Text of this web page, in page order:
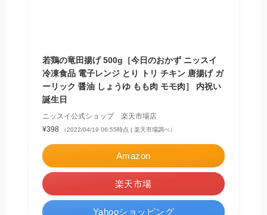
若鶏の竜田揚げ 500g［今日のおかず ニッスイ
冷凍食品 電子レンジ とり トリ チキン 唐揚げ ガ
ーリック 醤油 しょうゆ もも肉 モモ肉］ 内祝い
誕生日
ニッスイ公式ショップ 楽天市場店
¥398
（2022/04/19 06:55時点 | 楽天市場調べ）
Amazon
楽天市場
Yahooショッピング